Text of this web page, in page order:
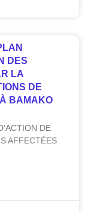
DES
LA
DE
BAMAKO
DE
AFFECTÉES